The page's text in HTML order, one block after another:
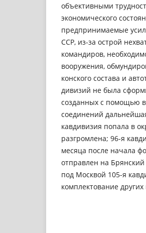
объективными
экономического
предпринимаемые
ССР, из-за острой
командиров,
вооружения,
конского состава и
дивизий не была
созданных с помощью
соединений
кавдивизия попала в
разгромлена; 96-я
месяца после начала
отправлен на
под Москвой 105-я
комплектование